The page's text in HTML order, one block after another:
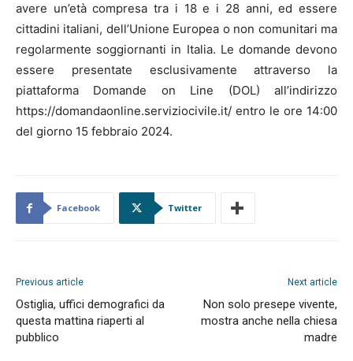
avere un’età compresa tra i 18 e i 28 anni, ed essere
cittadini italiani, dell’Unione Europea o non comunitari ma
regolarmente soggiornanti in Italia. Le domande devono
essere presentate esclusivamente attraverso la
piattaforma Domande on Line (DOL) all’indirizzo
https://domandaonline.serviziocivile.it/ entro le ore 14:00
del giorno 15 febbraio 2024.
Facebook Twitter
Previous article
Ostiglia, uffici demografici da
questa mattina riaperti al
pubblico
Next article
Non solo presepe vivente,
mostra anche nella chiesa
madre